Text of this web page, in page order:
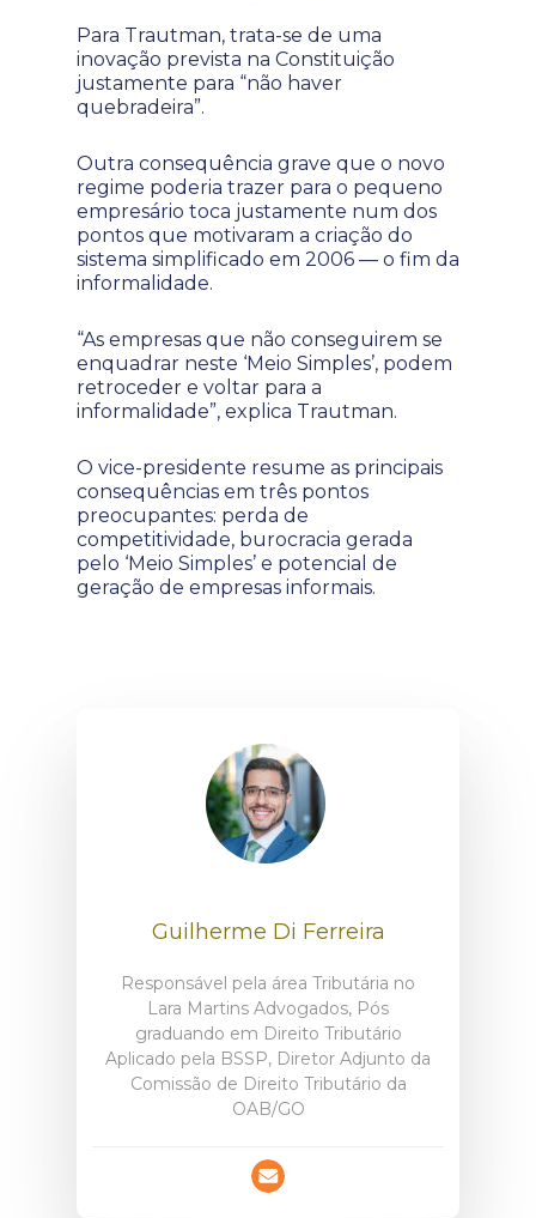
Para Trautman, trata-se de uma
inovação prevista na Constituição
justamente para “não haver
quebradeira”.
Outra consequência grave que o novo
regime poderia trazer para o pequeno
empresário toca justamente num dos
pontos que motivaram a criação do
sistema simplificado em 2006 — o fim da
informalidade.
“As empresas que não conseguirem se
enquadrar neste ‘Meio Simples’, podem
retroceder e voltar para a
informalidade”, explica Trautman.
O vice-presidente resume as principais
consequências em três pontos
preocupantes: perda de
competitividade, burocracia gerada
pelo ‘Meio Simples’ e potencial de
geração de empresas informais.
Guilherme Di Ferreira
Responsável pela área Tributária no
Lara Martins Advogados, Pós
graduando em Direito Tributário
Aplicado pela BSSP, Diretor Adjunto da
Comissão de Direito Tributário da
OAB/GO